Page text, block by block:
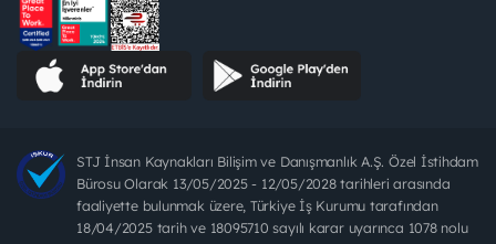
STJ İnsan Kaynakları Bilişim ve Danışmanlık A.Ş. Özel İstihdam
Bürosu Olarak 13/05/2025 - 12/05/2028 tarihleri arasında
faaliyette bulunmak üzere, Türkiye İş Kurumu tarafından
18/04/2025 tarih ve 18095710 sayılı karar uyarınca 1078 nolu